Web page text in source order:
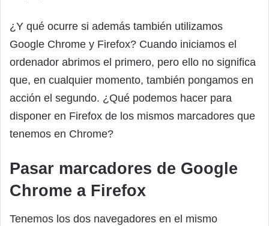
¿Y qué ocurre si además también utilizamos
Google Chrome y Firefox? Cuando iniciamos el
ordenador abrimos el primero, pero ello no significa
que, en cualquier momento, también pongamos en
acción el segundo. ¿Qué podemos hacer para
disponer en Firefox de los mismos marcadores que
tenemos en Chrome?
Pasar marcadores de Google
Chrome a Firefox
Tenemos los dos navegadores en el mismo